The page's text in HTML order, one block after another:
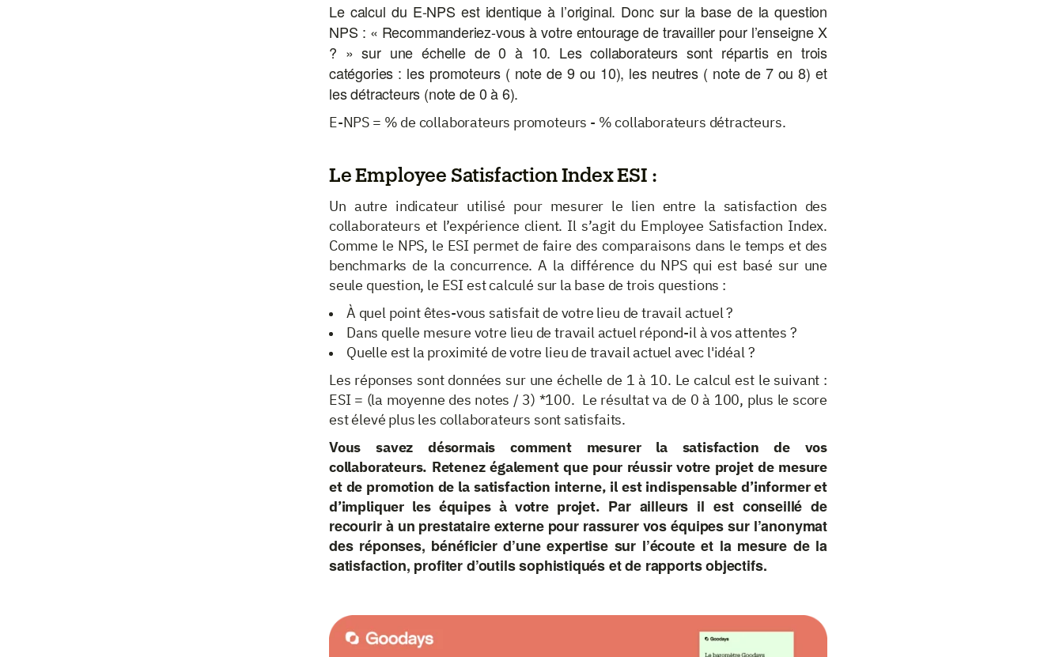
Le calcul du E-NPS est identique à l’original. Donc sur la base de la question
NPS : « Recommanderiez-vous à votre entourage de travailler pour l’enseigne X
? » sur une échelle de 0 à 10. Les collaborateurs sont répartis en trois
catégories : les promoteurs ( note de 9 ou 10), les neutres ( note de 7 ou 8) et
les détracteurs (note de 0 à 6).
E-NPS = % de collaborateurs promoteurs - % collaborateurs détracteurs.
Le Employee Satisfaction Index ESI :
Un autre indicateur utilisé pour mesurer le lien entre la satisfaction des
collaborateurs et l’expérience client. Il s’agit du Employee Satisfaction Index.
Comme le NPS, le ESI permet de faire des comparaisons dans le temps et des
benchmarks de la concurrence. A la différence du NPS qui est basé sur une
seule question, le ESI est calculé sur la base de trois questions :
À quel point êtes-vous satisfait de votre lieu de travail actuel ?
Dans quelle mesure votre lieu de travail actuel répond-il à vos attentes ?
Quelle est la proximité de votre lieu de travail actuel avec l'idéal ?
Les réponses sont données sur une échelle de 1 à 10. Le calcul est le suivant :
ESI = (la moyenne des notes / 3) *100. Le résultat va de 0 à 100, plus le score
est élevé plus les collaborateurs sont satisfaits.
Vous savez désormais comment mesurer la satisfaction de vos
collaborateurs. Retenez également que pour réussir votre projet de mesure
et de promotion de la satisfaction interne, il est indispensable d’informer et
d’impliquer les équipes à votre projet. Par ailleurs il est conseillé de
recourir à un prestataire externe pour rassurer vos équipes sur l’anonymat
des réponses, bénéficier d’une expertise sur l’écoute et la mesure de la
satisfaction, profiter d’outils sophistiqués et de rapports objectifs.